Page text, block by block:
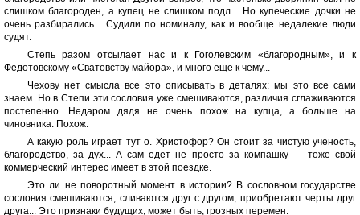
слишком благороден, а купец не слишком подл... Но купеческие дочки не
очень разбирались... Судили по номиналу, как и вообще недалекие люди
судят.
Степь разом отсылает нас и к Гоголевским «благородным», и к
Федотовскому «Сватовству майора», и много еще к чему...
Чехову нет смысла все это описывать в деталях: мы это все сами
знаем. Но в Степи эти сословия уже смешиваются, различия сглаживаются
постепенно. Недаром дядя не очень похож на купца, а больше на
чиновника. Похож.
А какую роль играет тут о. Христофор? Он стоит за чистую ученость,
благородство, за дух... А сам едет не просто за компашку — тоже свой
коммерческий интерес имеет в этой поездке.
Это ли не поворотный момент в истории? В сословном государстве
сословия смешиваются, сливаются друг с другом, приобретают черты друг
друга... Это признаки будущих, может быть, грозных перемен.